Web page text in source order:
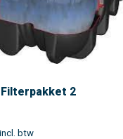
2
incl. btw